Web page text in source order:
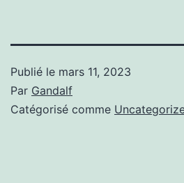
Publié le mars 11, 2023
Par Gandalf
Catégorisé comme